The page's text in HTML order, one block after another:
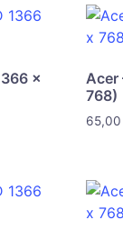
x
Acer
768)
65,00